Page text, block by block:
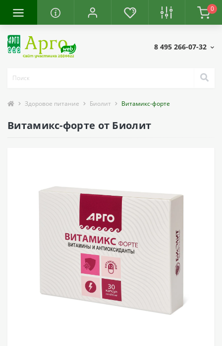
0
8 495 266-07-32
Здоровое питание Биолит Витамикс-форте
Витамикс-форте от Биолит